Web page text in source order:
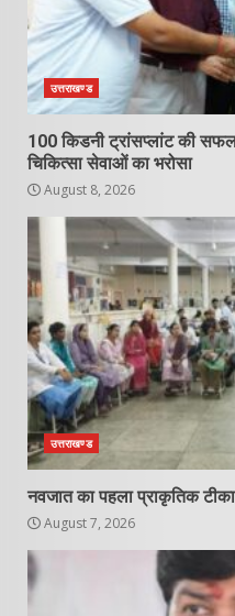
उत्तराखण्ड
100 किडनी ट्रांसप्लांट की
चिकित्सा सेवाओं का भरोसा
August 8, 2026
उत्तराखण्ड
नवजात का पहला प्राकृतिक
August 7, 2026